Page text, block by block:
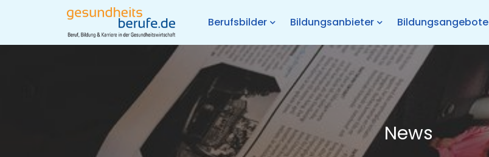
Berufsbilder Bildungsanbieter Bildungsangebote
News